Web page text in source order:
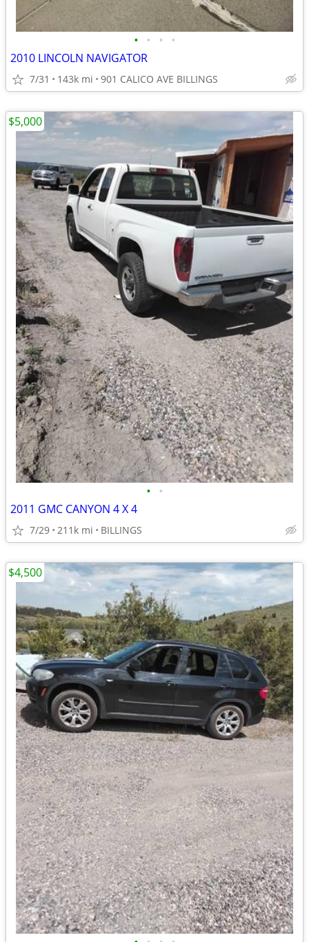
• • • •
2010 LINCOLN NAVIGATOR
7/31 143k mi 901 CALICO AVE BILLINGS
• •
2011 GMC CANYON 4 X 4
7/29 211k mi BILLINGS
$5,000
$4,500